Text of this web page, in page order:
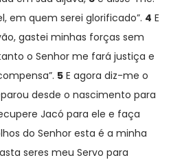
em quem serei glorificado”. 4 E
gastei minhas forças sem
o Senhor me fará justiça e
5 E agora diz-me o
desde o nascimento para
Jacó para ele e faça
do Senhor esta é a minha
seres meu Servo para